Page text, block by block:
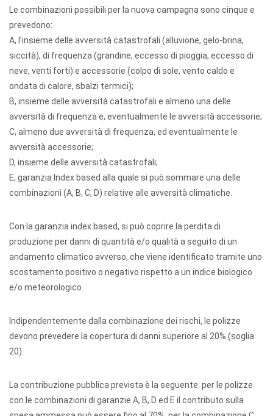
Le combinazioni possibili per la nuova campagna sono cinque e
prevedono:
A, l’insieme delle avversità catastrofali (alluvione, gelo-brina,
siccità), di frequenza (grandine, eccesso di pioggia, eccesso di
neve, venti forti) e accessorie (colpo di sole, vento caldo e
ondata di calore, sbalzi termici);
B, insieme delle avversità catastrofali e almeno una delle
avversità di frequenza e, eventualmente le avversità accessorie;
C, almeno due avversità di frequenza, ed eventualmente le
avversità accessorie;
D, insieme delle avversità catastrofali;
E, garanzia Index based alla quale si può sommare una delle
combinazioni (A, B, C, D) relative alle avversità climatiche.
Con la garanzia index based, si può coprire la perdita di
produzione per danni di quantità e/o qualità a seguito di un
andamento climatico avverso, che viene identificato tramite uno
scostamento positivo o negativo rispetto a un indice biologico
e/o meteorologico.
Indipendentemente dalla combinazione dei rischi, le polizze
devono prevedere la copertura di danni superiore al 20% (soglia
20).
La contribuzione pubblica prevista è la seguente: per le polizze
con le combinazioni di garanzie A, B, D ed E il contributo sulla